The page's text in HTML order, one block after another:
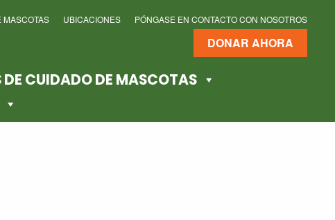
MASCOTAS UBICACIONES PÓNGASE EN CONTACTO CON NOSOTROS
DONAR AHORA
DE CUIDADO DE MASCOTAS